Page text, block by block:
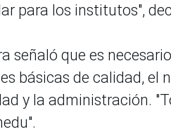
para los institutos",
señaló que es
básicas de calidad, el
y la administración.